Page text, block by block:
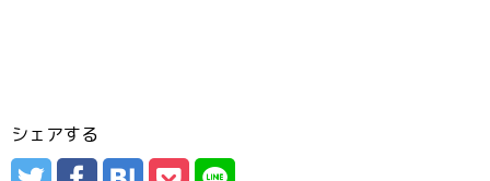
シェアする